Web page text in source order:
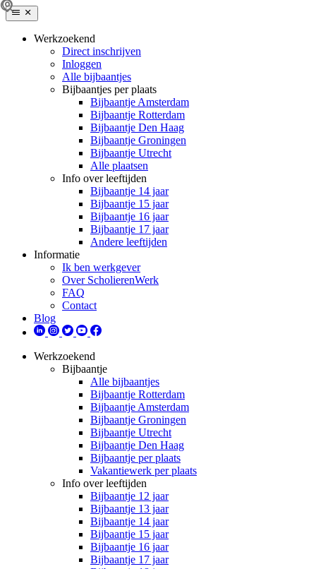
Werkzoekend
Direct inschrijven
Inloggen
Alle bijbaantjes
Bijbaantjes per plaats
Bijbaantje Amsterdam
Bijbaantje Rotterdam
Bijbaantje Den Haag
Bijbaantje Groningen
Bijbaantje Utrecht
Alle plaatsen
Info over leeftijden
Bijbaantje 14 jaar
Bijbaantje 15 jaar
Bijbaantje 16 jaar
Bijbaantje 17 jaar
Andere leeftijden
Informatie
Ik ben werkgever
Over ScholierenWerk
FAQ
Contact
Blog
Werkzoekend
Bijbaantje
Alle bijbaantjes
Bijbaantje Rotterdam
Bijbaantje Amsterdam
Bijbaantje Groningen
Bijbaantje Utrecht
Bijbaantje Den Haag
Bijbaantje per plaats
Vakantiewerk per plaats
Info over leeftijden
Bijbaantje 12 jaar
Bijbaantje 13 jaar
Bijbaantje 14 jaar
Bijbaantje 15 jaar
Bijbaantje 16 jaar
Bijbaantje 17 jaar